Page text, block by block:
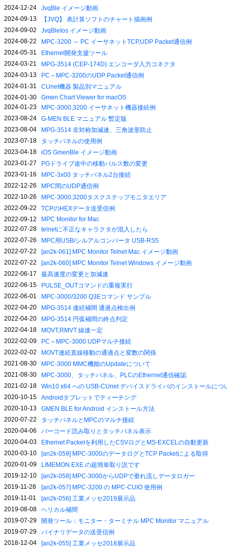
2024-12-24
JvqBle イメージ動画
2024-09-13
【JVQ】 表計算ソフトのチャート描画例
2024-09-02
JvqBleIos イメージ動画
2024-08-22
MPC-3200 ～ PC イーサネットTCP,UDP Packet通信例
2024-05-31
Ethernet開発支援ツール
2024-03-21
MPG-3514 (CEP-174D) エンコーダ入力コネクタ
2024-03-13
PC～MPC-3200のUDP Packet通信例
2024-01-31
CUnet機器 製品別マニュアル
2024-01-30
Gmen Chart Viewer for macOS
2024-01-23
MPC-3000,3200 イーサネット機器接続例
2023-08-24
G-MEN BLE マニュアル 暫定版
2023-08-04
MPG-3514 非対称加減速、三角波形防止
2023-07-18
タッチパネルの使用例
2023-04-18
iOS GmenBle イメージ動画
2023-01-27
PGドライブ途中の移動パルス数の変更
2023-01-16
MPC-3x00 タッチパネル2台接続
2022-12-26
MPC間のUDP通信例
2022-10-26
MPC-3000,3200タスクステップモニタエリア
2022-09-22
TCPのHEXデータ送受信例
2022-09-12
MPC Monitor for Mac
2022-07-28
telnetに不正なキャラクタが混入したら
2022-07-26
MPC用USB/シルアルコンバータ USB-RS5
2022-07-22
[an2k-061] MPC Monitor Telnet Mac イメージ動画
2022-07-22
[an2k-060] MPC Monitor Telnet Windows イメージ動画
2022-06-17
最高速度の変更と加減速
2022-06-15
PULSE_OUTコマンドの重複実行
2022-06-01
MPC-3000/3200 Q3Eコマンド サンプル
2022-04-20
MPG-3514 連続補間 通過点検出例
2022-04-20
MPG-3514 円弧補間の終点判定
2022-04-18
MOVT,RMVT 線速一定
2022-02-09
PC～MPC-3000 UDPマルチ接続
2022-02-02
MOVT連続直線移動の通過点と変数の関係
2021-08-30
MPC-3000 MMC機能のUpdateについて
2021-08-30
MPC-3000、タッチパネル、PLCのEthernet通信確認
2021-02-18
Win10 x64 への USB-CUnet デバイスドライバのインストールにつ
2020-10-15
Androidタブレットでティーチング
2020-10-13
GMEN BLE for Android インストール方法
2020-07-22
タッチパネルとMPCのマルチ接続
2020-04-06
バーコード読み取りとタッチパネル表示
2020-04-03
Ethernet Packetを利用したCSVログとMS-EXCELの自動更新
2020-03-10
[an2k-059] MPC-3000のデータログとTCP Packetによる取得
2020-01-09
LIMEMON.EXE の超簡単取り説です
2019-12-10
[an2k-058] MPC-3000からUDPで垂れ流しデータロガー
2019-11-28
[an2k-057] MPC-3200 の MPC-CUIO 使用例
2019-11-01
[an2k-056] 工業メッセ2019展示品
2019-08-08
ヘリカル補間
2019-07-29
開発ツール：モニター・ターミナル MPC Monitor マニュアル
2019-07-29
バイナリデータの送受信例
2018-12-04
[an2k-055] 工業メッセ2018展示品